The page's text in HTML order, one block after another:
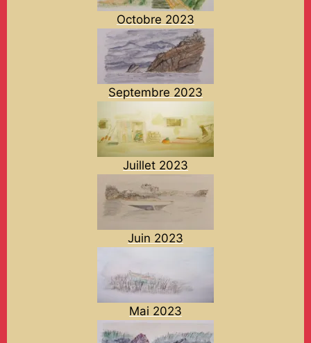
Octobre 2023
Septembre 2023
Juillet 2023
Juin 2023
Mai 2023